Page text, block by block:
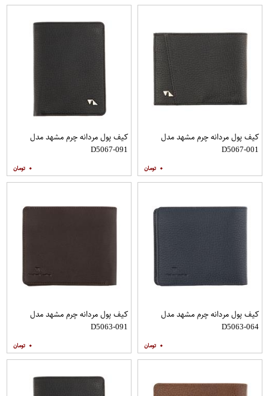
کیف پول مردانه چرم مشهد مدل
D5067-001
۰
کیف پول مردانه چرم مشهد مدل
D5067-091
۰
کیف پول مردانه چرم مشهد مدل
D5063-064
۰
کیف پول مردانه چرم مشهد مدل
D5063-091
۰